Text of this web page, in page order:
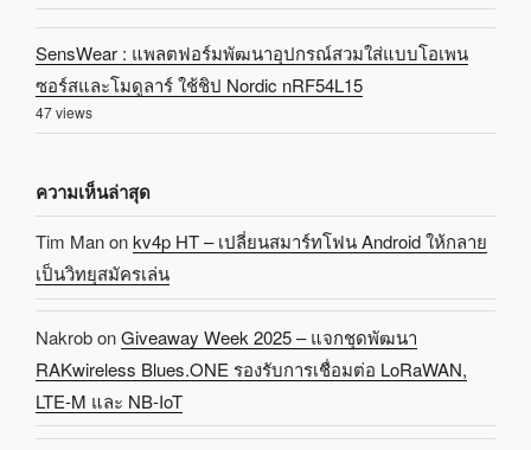
SensWear : แพลตฟอร์มพัฒนาอุปกรณ์สวมใส่แบบโอเพน
ซอร์สและโมดูลาร์ ใช้ชิป Nordic nRF54L15
47 views
ความเห็นล่าสุด
Tim Manonkv4p HT – เปลี่ยนสมาร์ทโฟน Android ให้กลาย
เป็นวิทยุสมัครเล่น
NakrobonGiveaway Week 2025 – แจกชุดพัฒนา
RAKwireless Blues.ONE รองรับการเชื่อมต่อ LoRaWAN,
LTE-M และ NB-IoT